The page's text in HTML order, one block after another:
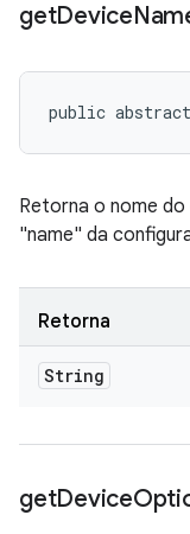
getDevice
public
Retorna o nome
"name" da
Retorna
String
getDevice